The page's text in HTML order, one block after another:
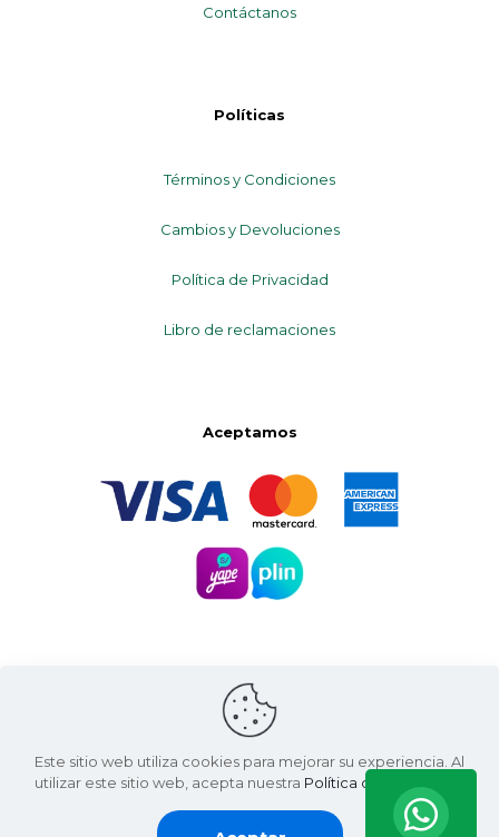
Contáctanos
Políticas
Términos y Condiciones
Cambios y Devoluciones
Política de Privacidad
Libro de reclamaciones
Aceptamos
Santa Natura ©2026 | Living Green International SAC
Este sitio web utiliza cookies para mejorar su experiencia. Al
utilizar este sitio web, acepta nuestra Política de Privacidad